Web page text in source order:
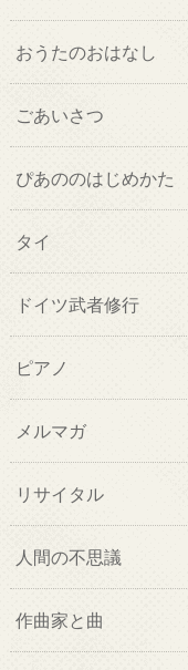
おうたのおはなし
ごあいさつ
ぴあののはじめかた
タイ
ドイツ武者修行
ピアノ
メルマガ
リサイタル
人間の不思議
作曲家と曲